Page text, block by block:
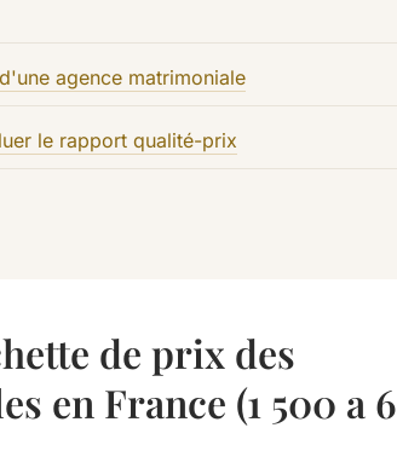
agence matrimoniale
le rapport qualité-prix
de prix des
en France (1 500 a 6